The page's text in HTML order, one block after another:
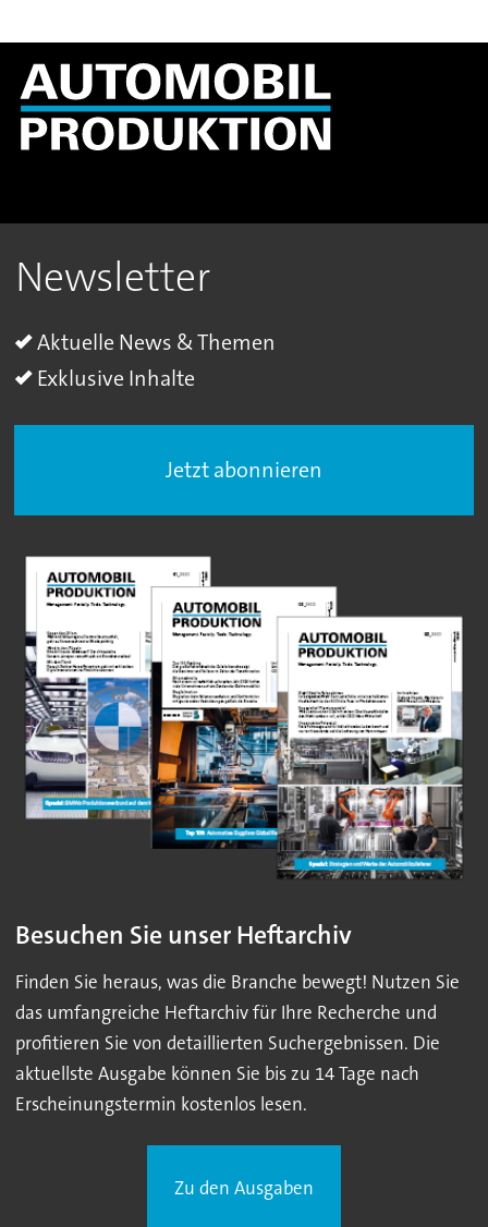
Newsletter
Aktuelle News & Themen
Exklusive Inhalte
Jetzt abonnieren
Besuchen Sie unser Heftarchiv
Finden Sie heraus, was die Branche bewegt! Nutzen Sie
das umfangreiche Heftarchiv für Ihre Recherche und
profitieren Sie von detaillierten Suchergebnissen. Die
aktuellste Ausgabe können Sie bis zu 14 Tage nach
Erscheinungstermin kostenlos lesen.
Zu den Ausgaben